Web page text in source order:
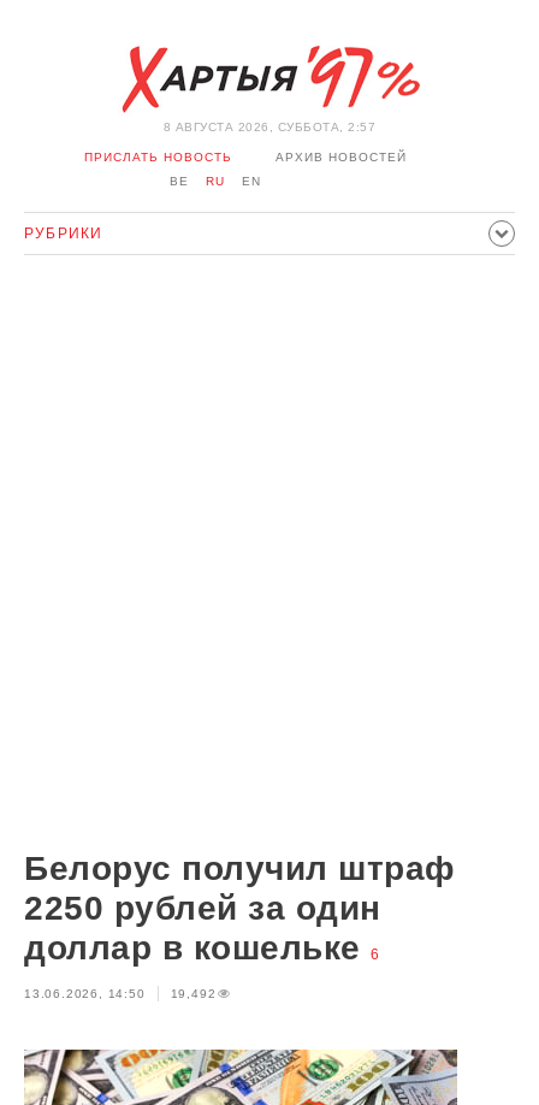
8 АВГУСТА 2026, СУББОТА, 2:57
ПРИСЛАТЬ НОВОСТЬ
АРХИВ НОВОСТЕЙ
BE
RU EN
РУБРИКИ
Белорус получил штраф
2250 рублей за один
доллар в кошельке
6
13.06.2026, 14:50 19,492